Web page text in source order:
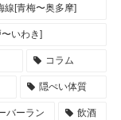
線[青梅〜奥多摩]
いわき]
コラム
隠ぺい体質
バーラン 飲酒